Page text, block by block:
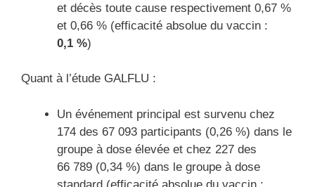
et décès toute cause respectivement 0,67 %
et 0,66 % (efficacité absolue du vaccin :
0,1 %)
Quant à l’étude GALFLU :
Un événement principal est survenu chez
174 des 67 093 participants (0,26 %) dans le
groupe à dose élevée et chez 227 des
66 789 (0,34 %) dans le groupe à dose
standard (efficacité absolue du vaccin :